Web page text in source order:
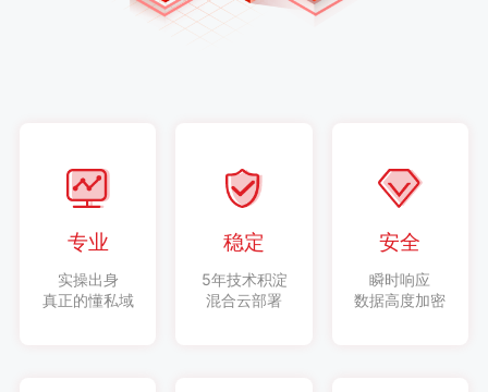
专业
实操出身
真正的懂私域
稳定
5年技术积淀
混合云部署
安全
瞬时响应
数据高度加密